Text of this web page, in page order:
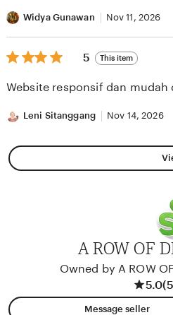
Widya Gunawan Nov 11, 2026
5
out
5
5 This item
Website responsif dan
Leni Sitanggang Nov 14, 2026
A ROW OF
Owned by A ROW
5.0
Message seller